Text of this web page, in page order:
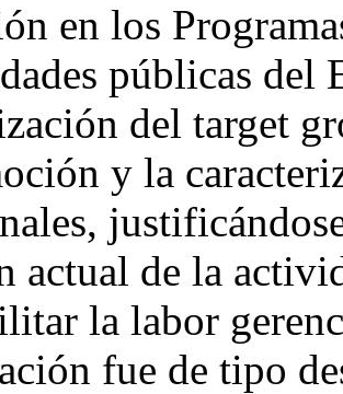
en los
públicas del
del target
y la
actual de la
la labor
fue de tipo